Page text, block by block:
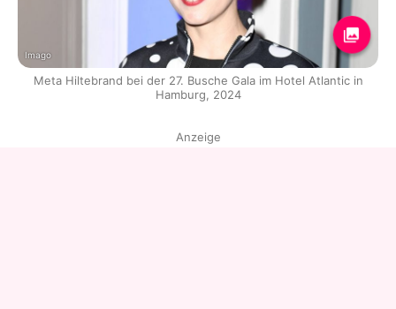
Imago
Meta Hiltebrand bei der 27. Busche Gala im Hotel Atlantic in
Hamburg, 2024
Anzeige